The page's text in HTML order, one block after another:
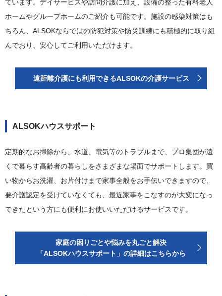
ています。デイサービスや訪問介護に加え、設備の整った有料老人
ホームやグループホームのご紹介も可能です。施設の感染対策はも
ちろん、ALSOKならではの防犯対策や防災訓練にも積極的に取り組
んでおり、安心してご利用いただけます。
遠距離介護にも利用できるALSOKの介護サービス
ALSOKハウスサポート
定期的なお掃除から、水道、電気等のトラブルまで、プロ集団が遠
くで暮らす高齢者の暮らしをさまざまな場面でサポートします。買
い物からお洗濯、お片付けまで家事全般をお手伝いできますので、
要介護認定を受けていなくても、最近家事をこなすのが大変になっ
てきたという方にも便利にお使いいただけるサービスです。
家庭の困りごとや悩みを丸ごと解決
「ALSOKハウスサポート」の詳細はこちらから